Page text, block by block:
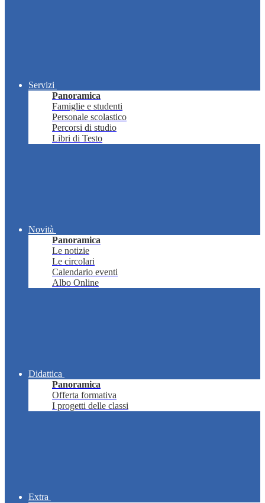
Servizi
Panoramica
Famiglie e studenti
Personale scolastico
Percorsi di studio
Libri di Testo
Novità
Panoramica
Le notizie
Le circolari
Calendario eventi
Albo Online
Didattica
Panoramica
Offerta formativa
I progetti delle classi
Extra